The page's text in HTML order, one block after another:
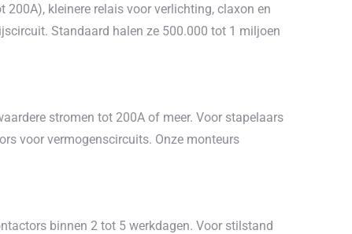
kleinere relais voor verlichting, claxon en
Standaard halen ze 500.000 tot 1 miljoen
stromen tot 200A of meer. Voor stapelaars
voor vermogenscircuits. Onze monteurs
binnen 2 tot 5 werkdagen. Voor stilstand